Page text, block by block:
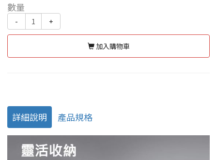
數量
- +
加入購物車
詳細說明 產品規格